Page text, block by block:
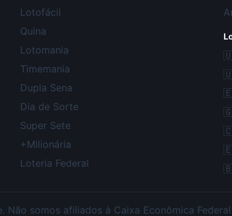
Lotofácil
Quina
Lotomania
Timemania
Dupla Sena
Dia de Sorte
Super Sete
+Milionária
Loteria Federal
Não somos afiliados à Caixa Econômica